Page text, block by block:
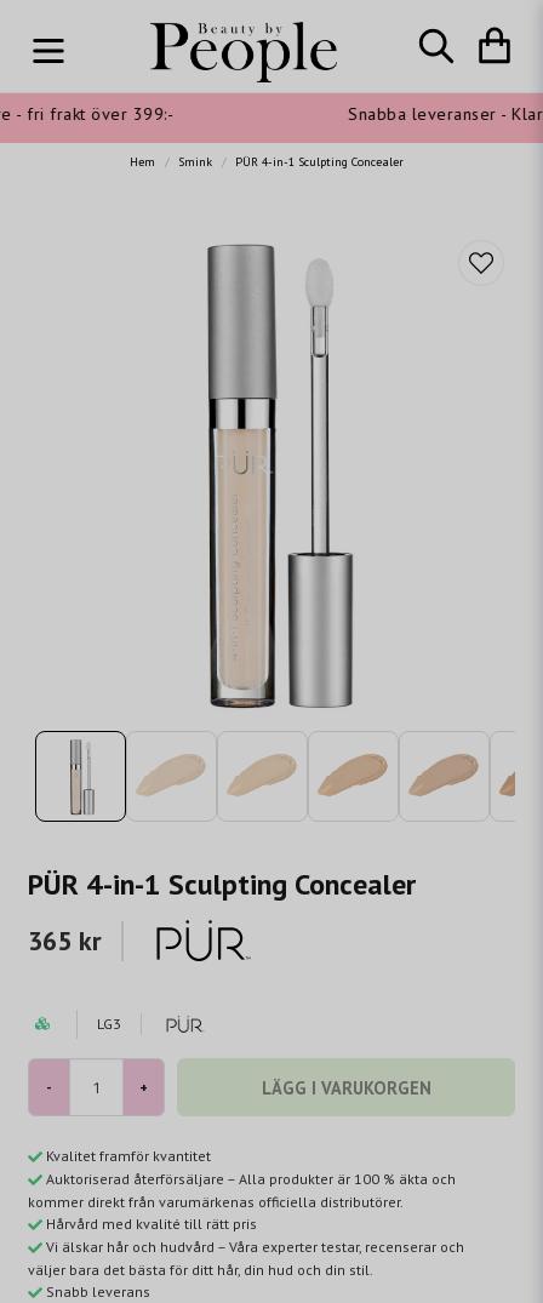
- fri frakt över 399:- Snabba leveranser -
Hem Smink PÜR 4-in-1 Sculpting Concealer
PÜR 4-in-1 Sculpting Concealer
365 kr
LG3
- + LÄGG I VARUKORGEN
Kvalitet framför kvantitet
Auktoriserad återförsäljare – Alla produkter är 100 % äkta och
kommer direkt från varumärkenas officiella distributörer.
Hårvård med kvalité till rätt pris
Vi älskar hår och hudvård – Våra experter testar, recenserar och
väljer bara det bästa för ditt hår, din hud och din stil.
Snabb leverans